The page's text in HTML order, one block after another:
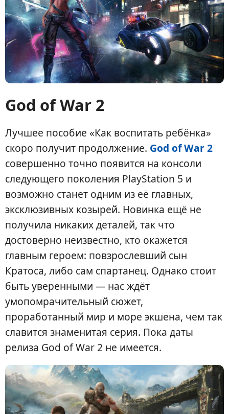
God of War 2
Лучшее пособие «Как воспитать ребёнка»
скоро получит продолжение. God of War 2
совершенно точно появится на консоли
следующего поколения PlayStation 5 и
возможно станет одним из её главных,
эксклюзивных козырей. Новинка ещё не
получила никаких деталей, так что
достоверно неизвестно, кто окажется
главным героем: повзрослевший сын
Кратоса, либо сам спартанец. Однако стоит
быть уверенными — нас ждёт
умопомрачительный сюжет,
проработанный мир и море экшена, чем так
славится знаменитая серия. Пока даты
релиза God of War 2 не имеется.